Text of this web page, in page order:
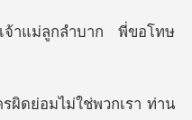
จ้าแม
รผิดย่อมไม่ใช่พวกเรา ท่าน